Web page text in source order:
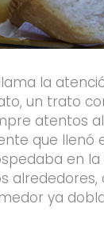
la
un trato
atentos al
que llenó
en
alrededores,
ya